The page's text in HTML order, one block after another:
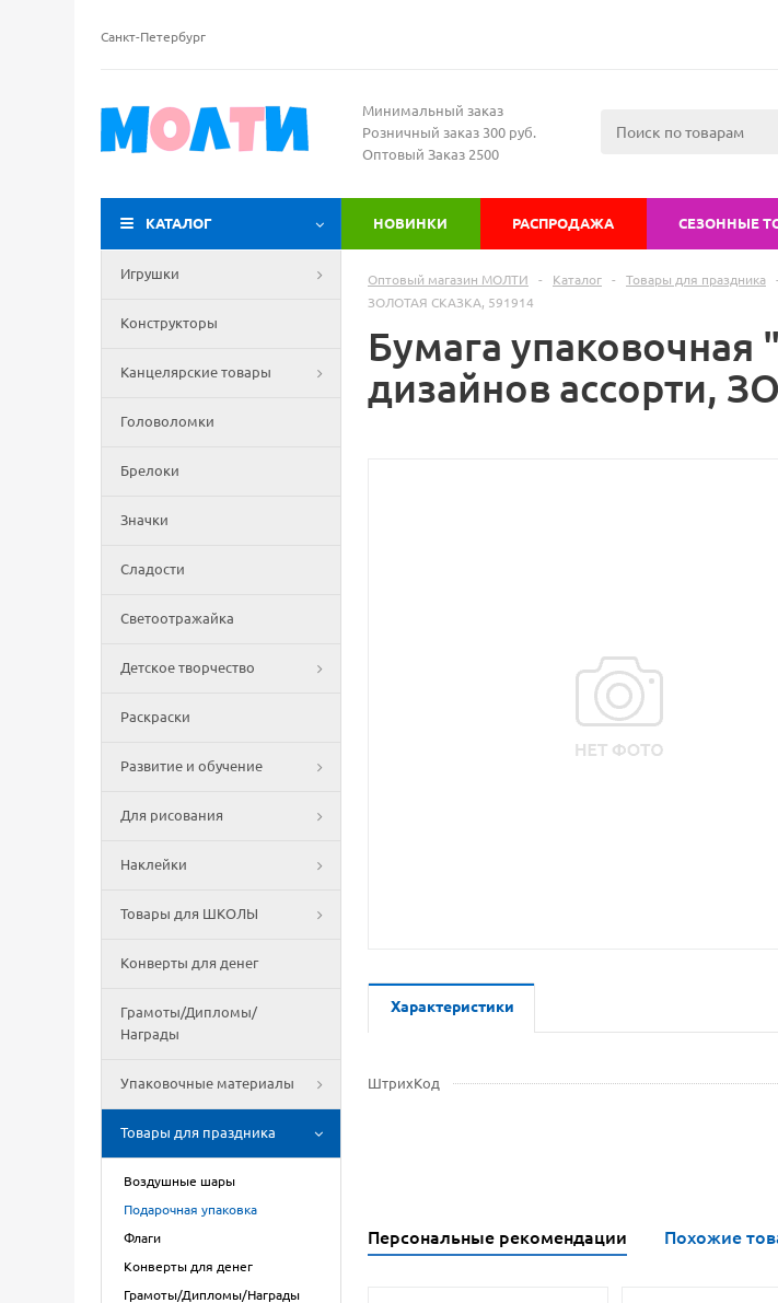
Санкт-Петербург
Минимальный заказ
Розничный заказ 300 руб.
Оптовый Заказ 2500
КАТАЛОГ НОВИНКИ РАСПРОДАЖА СЕЗОННЫЕ
Игрушки
Конструкторы
Канцелярские товары
Головоломки
Брелоки
Значки
Сладости
Светоотражайка
Детское творчество
Раскраски
Развитие и обучение
Для рисования
Наклейки
Товары для ШКОЛЫ
Конверты для денег
Грамоты/Дипломы/
Награды
Упаковочные материалы
Товары для праздника
Воздушные шары
Подарочная упаковка
Флаги
Конверты для денег
Грамоты/Дипломы/Награды
Оптовый магазин МОЛТИ - Каталог - Товары для праздника -
ЗОЛОТАЯ СКАЗКА, 591914
Бумага упаковочная
дизайнов ассорти,
Характеристики
ШтрихКод
Персональные рекомендации Похожие